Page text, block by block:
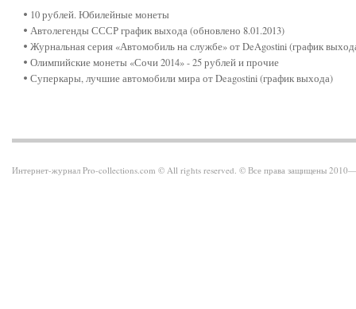
10 рублей. Юбилейные монеты
Автолегенды СССР график выхода (обновлено 8.01.2013)
Журнальная серия «Автомобиль на службе» от DeAgostini (график
Олимпийские монеты «Сочи 2014» - 25 рублей и прочие
Суперкары, лучшие автомобили мира от Deagostini (график выхода)
Интернет-журнал Pro-collections.com © All rights reserved. © Все права защищены